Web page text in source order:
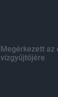
Megérkezett az
vízgyűjtőjére